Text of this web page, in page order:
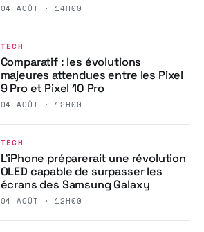
04 AOÛT · 14H00
TECH
Comparatif : les évolutions
majeures attendues entre les Pixel
9 Pro et Pixel 10 Pro
04 AOÛT · 12H00
TECH
L’iPhone préparerait une révolution
OLED capable de surpasser les
écrans des Samsung Galaxy
04 AOÛT · 12H00